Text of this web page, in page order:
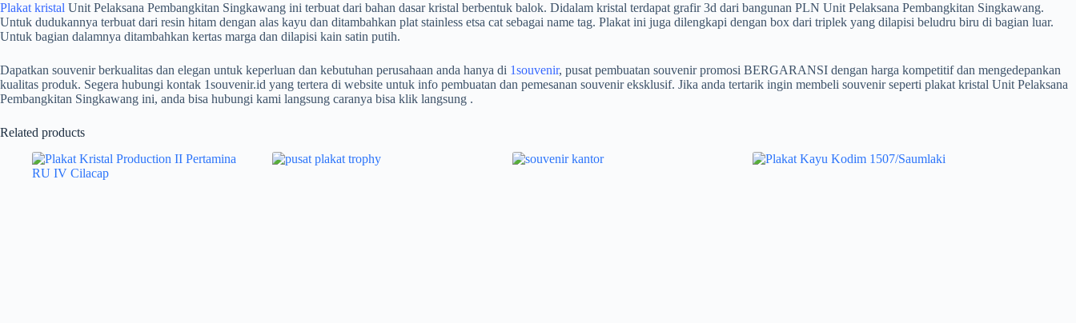
Plakat kristal Unit Pelaksana Pembangkitan Singkawang ini terbuat dari bahan dasar kristal berbentuk balok. Didalam kristal terdapat grafir 3d dari bangunan PLN Unit Pelaksana Pembangkitan Singkawang.
Untuk dudukannya terbuat dari resin hitam dengan alas kayu dan ditambahkan plat stainless etsa cat sebagai name tag. Plakat ini juga dilengkapi dengan box dari triplek yang dilapisi beludru biru di bagian luar.
Untuk bagian dalamnya ditambahkan kertas marga dan dilapisi kain satin putih.
Dapatkan souvenir berkualitas dan elegan untuk keperluan dan kebutuhan perusahaan anda hanya di 1souvenir, pusat pembuatan souvenir promosi BERGARANSI dengan harga kompetitif dan mengedepankan
kualitas produk. Segera hubungi kontak 1souvenir.id yang tertera di website untuk info pembuatan dan pemesanan souvenir eksklusif. Jika anda tertarik ingin membeli souvenir seperti plakat kristal Unit Pelaksana
Pembangkitan Singkawang ini, anda bisa hubungi kami langsung caranya bisa klik langsung .
Related products